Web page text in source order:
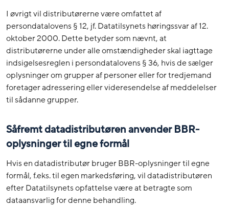
I øvrigt vil distributørerne være omfattet af
persondatalovens § 12, jf. Datatilsynets høringssvar af 12.
oktober 2000. Dette betyder som nævnt, at
distributørerne under alle omstændigheder skal iagttage
indsigelsesreglen i persondatalovens § 36, hvis de sælger
oplysninger om grupper af personer eller for tredjemand
foretager adressering eller videresendelse af meddelelser
til sådanne grupper.
Såfremt datadistributøren anvender BBR-
oplysninger til egne formål
Hvis en datadistributør bruger BBR-oplysninger til egne
formål, f.eks. til egen markedsføring, vil datadistributøren
efter Datatilsynets opfattelse være at betragte som
dataansvarlig for denne behandling.